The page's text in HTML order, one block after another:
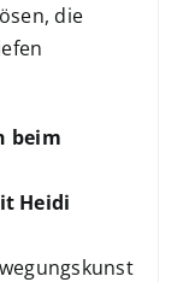
die
beim
Heidi